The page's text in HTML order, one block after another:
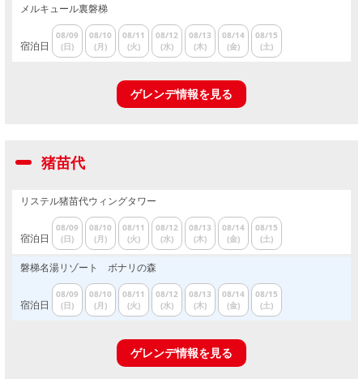
メルキュール裏磐梯
宿泊日
08/09
(日)
08/10
(月)
08/11
(火)
08/12
(水)
08/13
(木)
08/14
(金)
08/15
(土)
ゲレンデ情報を見る
猪苗代
リステル猪苗代ウィングタワー
宿泊日
08/09
(日)
08/10
(月)
08/11
(火)
08/12
(水)
08/13
(木)
08/14
(金)
08/15
(土)
磐梯名湯リゾート ボナリの森
宿泊日
08/09
(日)
08/10
(月)
08/11
(火)
08/12
(水)
08/13
(木)
08/14
(金)
08/15
(土)
ゲレンデ情報を見る